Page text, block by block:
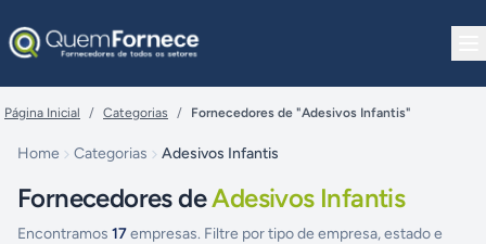
Página Inicial / Categorias / Fornecedores de "Adesivos Infantis"
Home Categorias Adesivos Infantis
Fornecedores deAdesivos Infantis
Encontramos 17empresas. Filtre por tipo de empresa, estado e